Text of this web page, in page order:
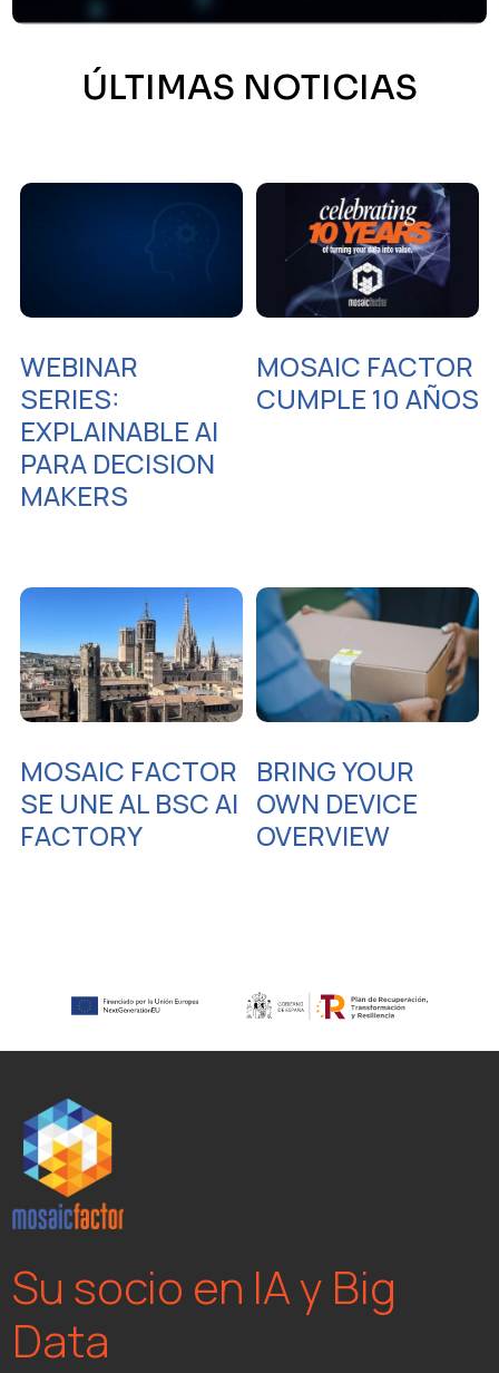
ÚLTIMAS NOTICIAS
WEBINAR
SERIES:
EXPLAINABLE AI
PARA DECISION
MAKERS
MOSAIC FACTOR
CUMPLE 10 AÑOS
MOSAIC FACTOR
SE UNE AL BSC AI
FACTORY
BRING YOUR
OWN DEVICE
OVERVIEW
Su socio en IA y Big
Data